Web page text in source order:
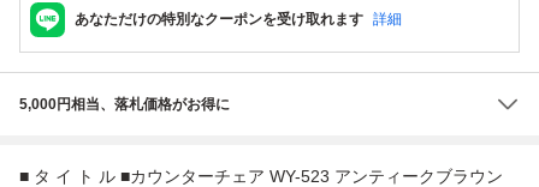
あなただけの特別なクーポンを受け取れます 詳細
5,000円相当、落札価格がお得に
■ タ イ ト ル ■カウンターチェア WY-523 アンティークブラウン